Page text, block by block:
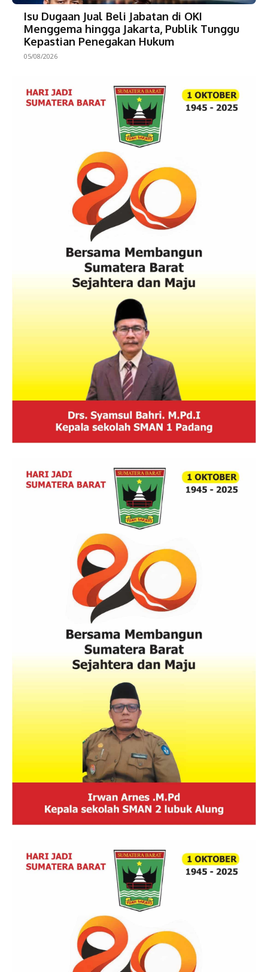
Isu Dugaan Jual Beli Jabatan di OKI
Menggema hingga Jakarta, Publik Tunggu
Kepastian Penegakan Hukum
05/08/2026